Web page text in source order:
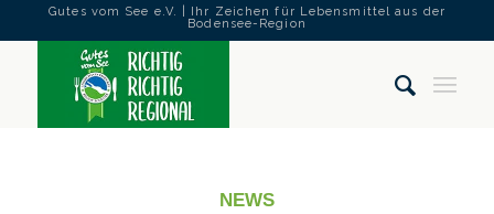
Gutes vom See e.V. | Ihr Zeichen für Lebensmittel aus der
Bodensee-Region
NEWS